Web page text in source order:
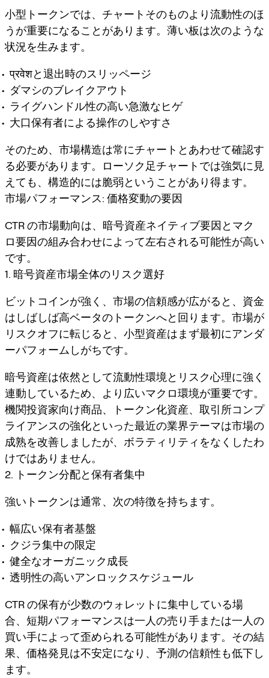
小型トークンでは、チャートそのものより流動性のほ
うが重要になることがあります。薄い板は次のような
状況を生みます。
प्रवेशと退出時のスリッページ
ダマシのブレイクアウト
ライグハンドル性の高い急激なヒゲ
大口保有者による操作のしやすさ
そのため、市場構造は常にチャートとあわせて確認す
る必要があります。ローソク足チャートでは強気に見
えても、構造的には脆弱ということがあり得ます。
市場パフォーマンス: 価格変動の要因
CTR の市場動向は、暗号資産ネイティブ要因とマク
ロ要因の組み合わせによって左右される可能性が高い
です。
1. 暗号資産市場全体のリスク選好
ビットコインが強く、市場の信頼感が広がると、資金
はしばしば高ベータのトークンへと回ります。市場が
リスクオフに転じると、小型資産はまず最初にアンダ
ーパフォームしがちです。
暗号資産は依然として流動性環境とリスク心理に強く
連動しているため、より広いマクロ環境が重要です。
機関投資家向け商品、トークン化資産、取引所コンプ
ライアンスの強化といった最近の業界テーマは市場の
成熟を改善しましたが、ボラティリティをなくしたわ
けではありません。
2. トークン分配と保有者集中
強いトークンは通常、次の特徴を持ちます。
幅広い保有者基盤
クジラ集中の限定
健全なオーガニック成長
透明性の高いアンロックスケジュール
CTR の保有が少数のウォレットに集中している場
合、短期パフォーマンスは一人の売り手または一人の
買い手によって歪められる可能性があります。その結
果、価格発見は不安定になり、予測の信頼性も低下し
ます。